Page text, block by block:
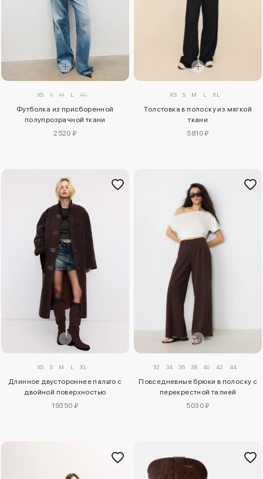
XS S M L XL
Футболка из присборенной
полупрозрачной ткани
2520 ₽
XS S M L XL
Толстовка в полоску из мягкой
ткани
5810 ₽
XS S M L XL
Длинное двустороннее пальто с
двойной поверхностью
19350 ₽
32 34 36 38 40 42 44
Повседневные брюки в полоску с
перекрестной талией
5030 ₽